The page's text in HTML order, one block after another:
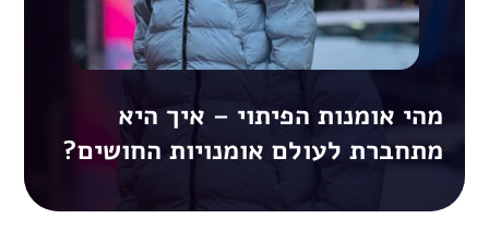
מהי אומנות הפיתוי – איך היא
מתחברת לעולם אומנויות החושים?